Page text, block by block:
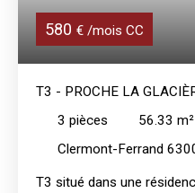
580 € /mois CC
T3 - PROCHE LA
3 pièces 56.33 m²
Clermont-Ferrand
T3 situé dans une